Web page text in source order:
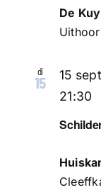
De
di
15 15
21:30